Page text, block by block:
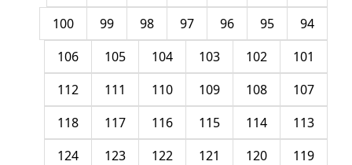
94
95
96
97
98
99
100
101
102
103
104
105
106
107
108
109
110
111
112
113
114
115
116
117
118
119
120
121
122
123
124